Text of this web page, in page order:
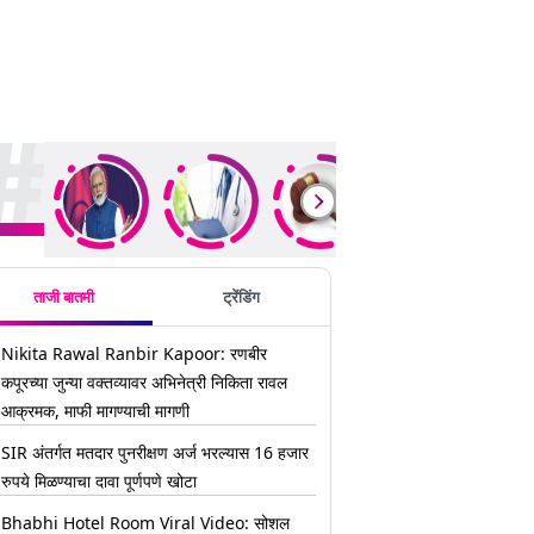
ताजी बातमी ट्रेंडिंग
Nikita Rawal Ranbir Kapoor: रणबीर
कपूरच्या जुन्या वक्तव्यावर अभिनेत्री निकिता रावल
आक्रमक, माफी मागण्याची मागणी
SIR अंतर्गत मतदार पुनरीक्षण अर्ज भरल्यास 16 हजार
रुपये मिळण्याचा दावा पूर्णपणे खोटा
Bhabhi Hotel Room Viral Video: सोशल